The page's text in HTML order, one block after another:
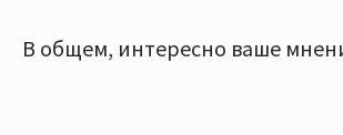
В общем, интересно ваше